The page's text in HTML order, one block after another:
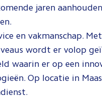
jaren
en vakmanschap.
wordt er volop
waarin er op een
Op locatie in